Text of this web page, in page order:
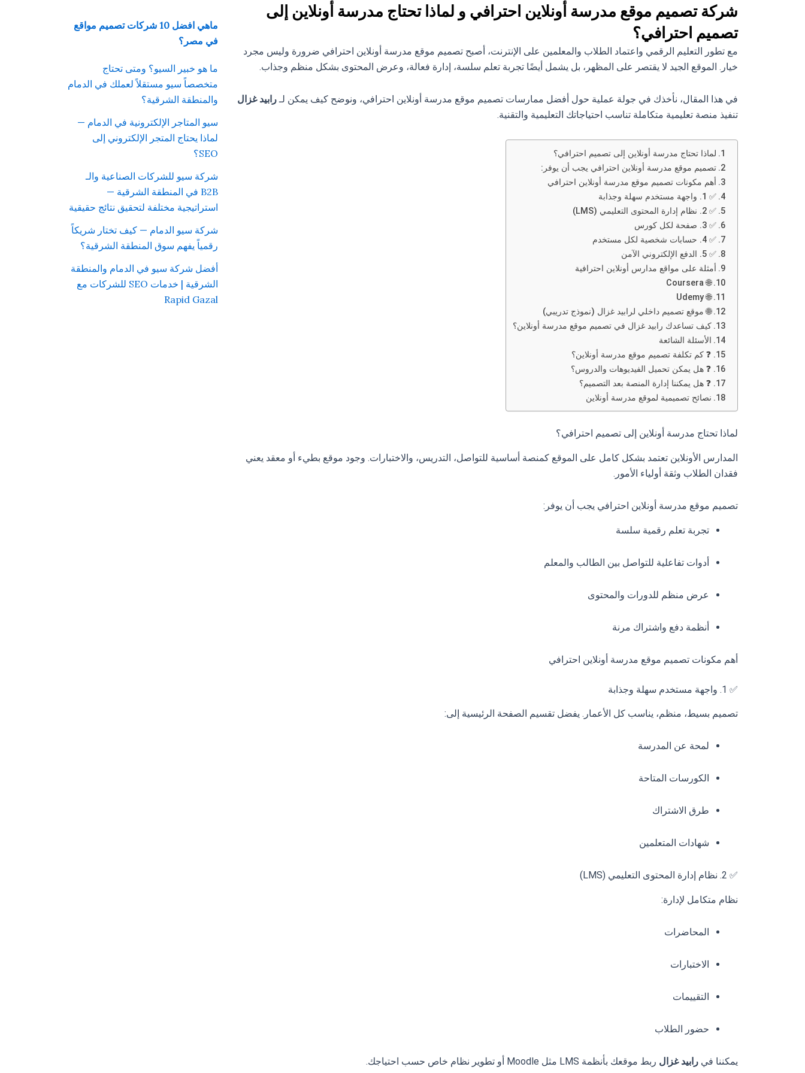
شركة تصميم موقع مدرسة أونلاين احترافي و لماذا تحتاج مدرسة أونلاين إلى
تصميم احترافي؟
مع تطور التعليم الرقمي واعتماد الطلاب والمعلمين على الإنترنت، أصبح تصميم موقع مدرسة أونلاين احترافي ضرورة وليس مجرد
خيار. الموقع الجيد لا يقتصر على المظهر، بل يشمل أيضًا تجربة تعلم سلسة، إدارة فعالة، وعرض المحتوى بشكل منظم وجذاب.
في هذا المقال، نأخذك في جولة عملية حول أفضل ممارسات تصميم موقع مدرسة أونلاين احترافي، ونوضح كيف يمكن لـرابيد غزال
تنفيذ منصة تعليمية متكاملة تناسب احتياجاتك التعليمية والتقنية.
لماذا تحتاج مدرسة أونلاين إلى تصميم احترافي؟
تصميم موقع مدرسة أونلاين احترافي يجب أن يوفر:
أهم مكونات تصميم موقع مدرسة أونلاين احترافي
✅ 1. واجهة مستخدم سهلة وجذابة
✅ 2. نظام إدارة المحتوى التعليمي (LMS)
✅ 3. صفحة لكل كورس
✅ 4. حسابات شخصية لكل مستخدم
✅ 5. الدفع الإلكتروني الآمن
أمثلة على مواقع مدارس أونلاين احترافية
🌐 Coursera
🌐 Udemy
🌐 موقع تصميم داخلي لرابيد غزال (نموذج تدريبي)
كيف تساعدك رابيد غزال في تصميم موقع مدرسة أونلاين؟
الأسئلة الشائعة
❓ كم تكلفة تصميم موقع مدرسة أونلاين؟
❓ هل يمكن تحميل الفيديوهات والدروس؟
❓ هل يمكننا إدارة المنصة بعد التصميم؟
نصائح تصميمية لموقع مدرسة أونلاين
لماذا تحتاج مدرسة أونلاين إلى تصميم احترافي؟
المدارس الأونلاين تعتمد بشكل كامل على الموقع كمنصة أساسية للتواصل، التدريس، والاختبارات. وجود موقع بطيء أو معقد يعني
فقدان الطلاب وثقة أولياء الأمور.
تصميم موقع مدرسة أونلاين احترافي يجب أن يوفر:
تجربة تعلم رقمية سلسة
أدوات تفاعلية للتواصل بين الطالب والمعلم
عرض منظم للدورات والمحتوى
أنظمة دفع واشتراك مرنة
أهم مكونات تصميم موقع مدرسة أونلاين احترافي
✅ 1. واجهة مستخدم سهلة وجذابة
تصميم بسيط، منظم، يناسب كل الأعمار. يفضل تقسيم الصفحة الرئيسية إلى:
لمحة عن المدرسة
الكورسات المتاحة
طرق الاشتراك
شهادات المتعلمين
✅ 2. نظام إدارة المحتوى التعليمي (LMS)
نظام متكامل لإدارة:
المحاضرات
الاختبارات
التقييمات
حضور الطلاب
يمكننا في رابيد غزال ربط موقعك بأنظمة LMS مثل Moodle أو تطوير نظام خاص حسب احتياجك.
ماهي افضل 10 شركات تصميم مواقع
في مصر؟
ما هو خبير السيو؟ ومتى تحتاج
متخصصاً سيو مستقلاً لعملك في الدمام
والمنطقة الشرقية؟
سيو المتاجر الإلكترونية في الدمام —
لماذا يحتاج المتجر الإلكتروني إلى
SEO؟
شركة سيو للشركات الصناعية والـ
B2B في المنطقة الشرقية —
استراتيجية مختلفة لتحقيق نتائج حقيقية
شركة سيو الدمام — كيف تختار شريكاً
رقمياً يفهم سوق المنطقة الشرقية؟
أفضل شركة سيو في الدمام والمنطقة
الشرقية | خدمات SEO للشركات مع
Rapid Gazal